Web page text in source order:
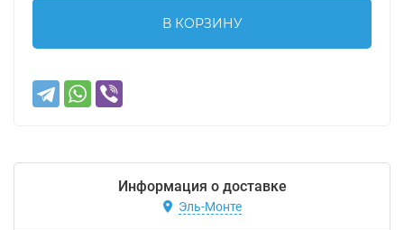
В КОРЗИНУ
Информация о доставке
Эль-Монте